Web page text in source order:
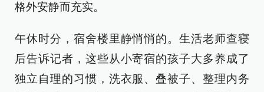
格外安静而充实。
午休时分，宿舍楼里静悄悄的。生活老师查寝
后告诉记者，这些从小寄宿的孩子大多养成了
独立自理的习惯，洗衣服、叠被子、整理内务